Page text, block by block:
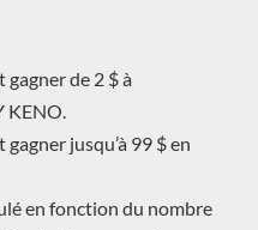
de 2 $ à
KENO.
jusqu’à 99 $ en
en fonction du nombre